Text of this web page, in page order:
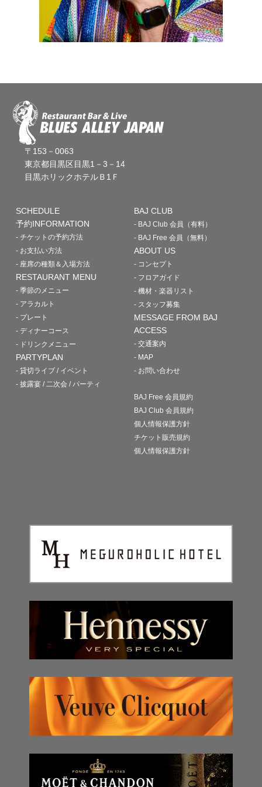
〒153－0063
東京都目黒区目黒1－3－14
目黒ホリックホテルＢ1Ｆ
SCHEDULE
予約INFORMATION
- チケットの予約方法
- お支払い方法
- 座席の種類＆入場方法
RESTAURANT MENU
- 季節のメニュー
- アラカルト
- プレート
- ディナーコース
- ドリンクメニュー
PARTYPLAN
- 貸切ライブ / イベント
- 披露宴 / 二次会 / パーティ
BAJ CLUB
- BAJ Club 会員（有料）
- BAJ Free 会員（無料）
ABOUT US
- コンセプト
- フロアガイド
- 機材・楽器リスト
- スタッフ募集
MESSAGE FROM BAJ
ACCESS
- 交通案内
- MAP
- お問い合わせ
BAJ Free 会員規約
BAJ Club 会員規約
個人情報保護方針
チケット販売規約
個人情報保護方針